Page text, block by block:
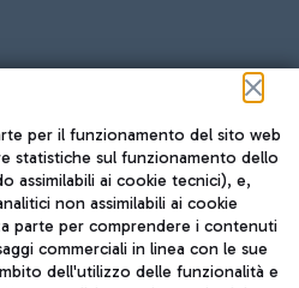
approfitta della vicinanza
di Fiumicino da Roma
JOURNAL
per il funzionamento del sito web
statistiche sul funzionamento dello
assimilabili ai cookie tecnici), e,
non assimilabili ai cookie
parte per comprendere i contenuti
commerciali in linea con le sue
dell'utilizzo delle funzionalità e